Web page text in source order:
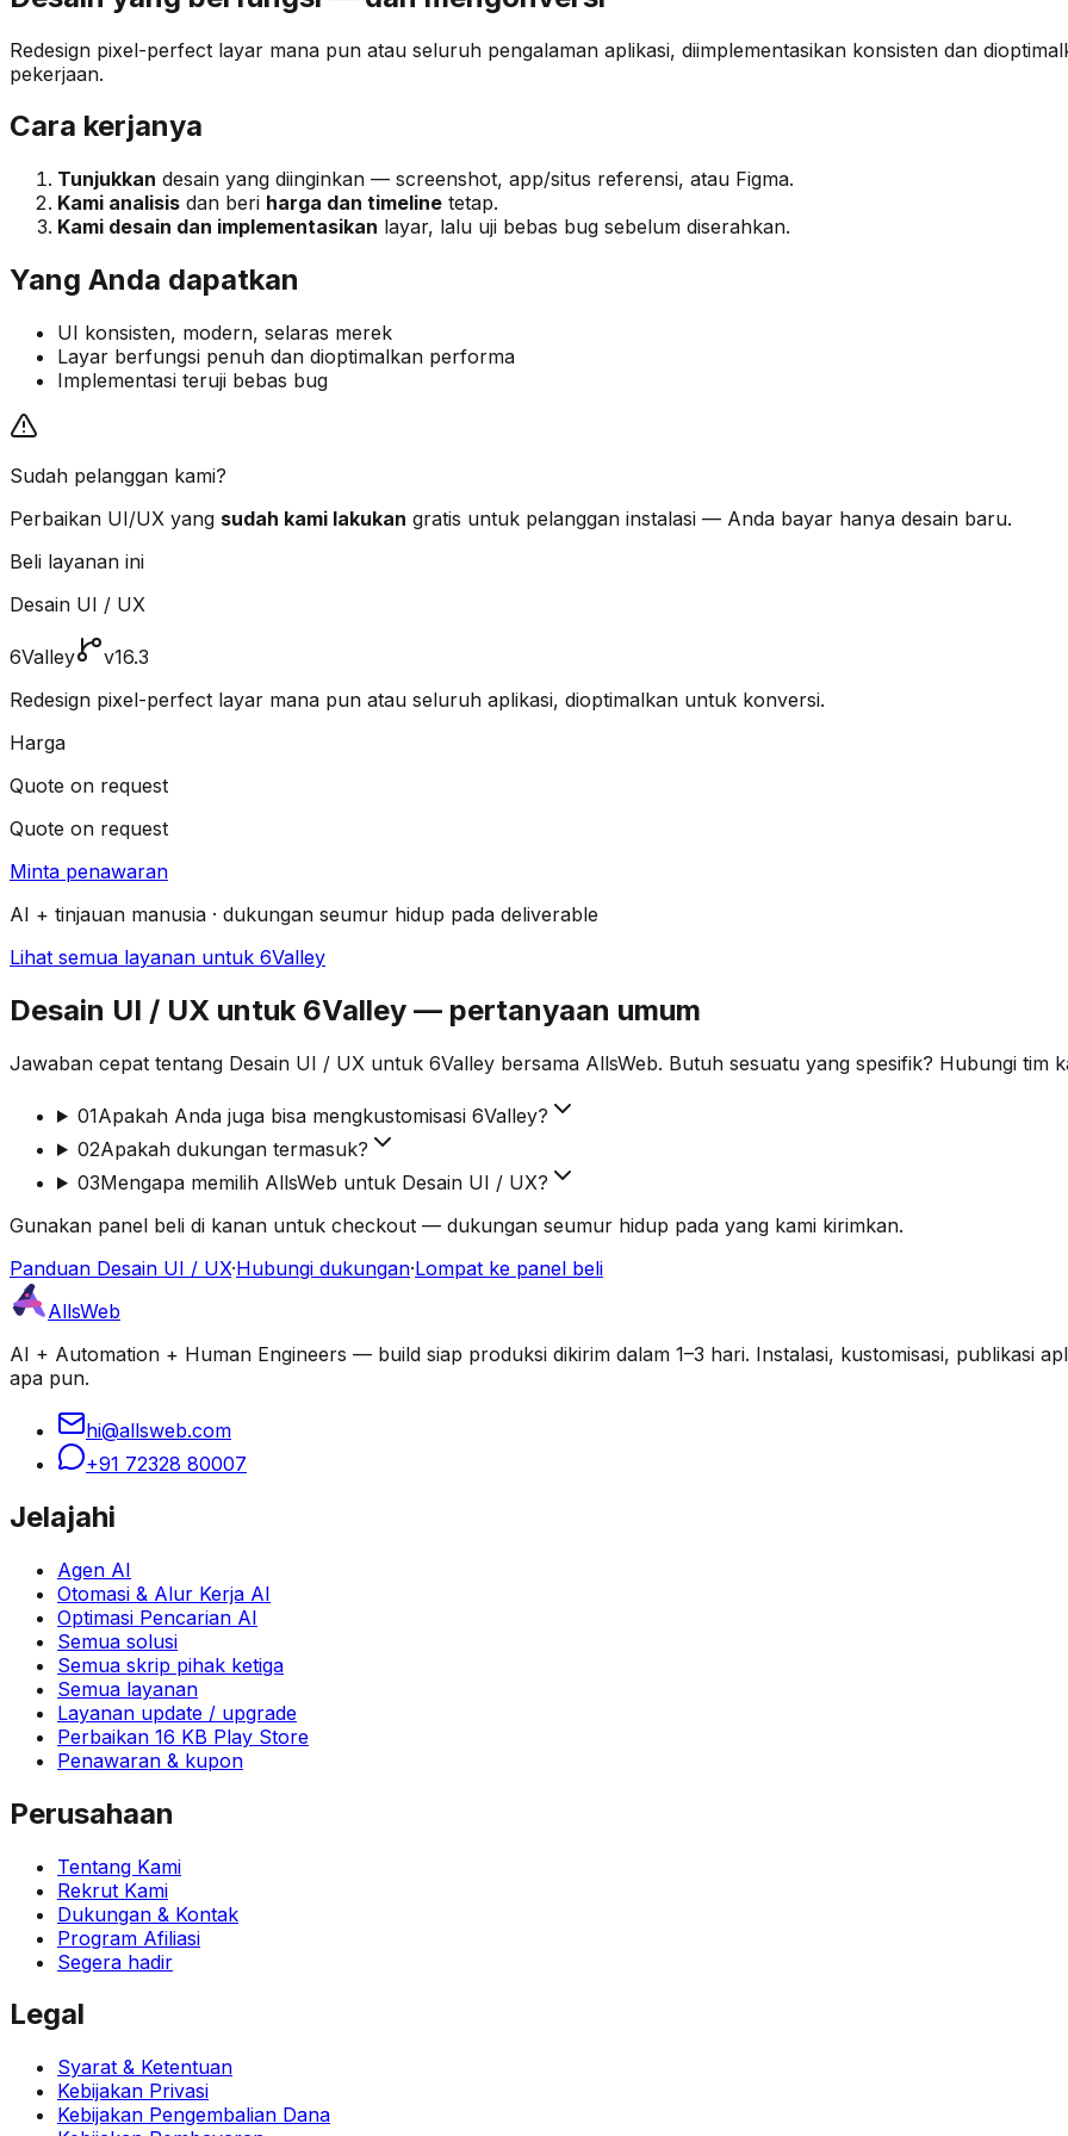
Redesign pixel-perfect layar mana pun atau seluruh pengalaman aplikasi, diimplementasikan konsisten dan
pekerjaan.
Cara kerjanya
Tunjukkan desain yang diinginkan — screenshot, app/situs referensi, atau Figma.
Kami analisis dan beri harga dan timeline tetap.
Kami desain dan implementasikan layar, lalu uji bebas bug sebelum diserahkan.
Yang Anda dapatkan
UI konsisten, modern, selaras merek
Layar berfungsi penuh dan dioptimalkan performa
Implementasi teruji bebas bug
Sudah pelanggan kami?
Perbaikan UI/UX yang sudah kami lakukan gratis untuk pelanggan instalasi — Anda bayar hanya desain baru.
Beli layanan ini
Desain UI / UX
6Valley
v16.3
Redesign pixel-perfect layar mana pun atau seluruh aplikasi, dioptimalkan untuk konversi.
Harga
Quote on request
Quote on request
Minta penawaran
AI + tinjauan manusia · dukungan seumur hidup pada deliverable
Lihat semua layanan untuk 6Valley
Desain UI / UX untuk 6Valley — pertanyaan umum
Jawaban cepat tentang Desain UI / UX untuk 6Valley bersama AllsWeb. Butuh sesuatu yang spesifik? Hubungi tim
01Apakah Anda juga bisa mengkustomisasi 6Valley?
02Apakah dukungan termasuk?
03Mengapa memilih AllsWeb untuk Desain UI / UX?
Gunakan panel beli di kanan untuk checkout — dukungan seumur hidup pada yang kami kirimkan.
Panduan Desain UI / UX·Hubungi dukungan·Lompat ke panel beli
AllsWeb
AI + Automation + Human Engineers — build siap produksi dikirim dalam 1–3 hari. Instalasi, kustomisasi, publikasi
apa pun.
hi@allsweb.com
+91 72328 80007
Jelajahi
Agen AI
Otomasi & Alur Kerja AI
Optimasi Pencarian AI
Semua solusi
Semua skrip pihak ketiga
Semua layanan
Layanan update / upgrade
Perbaikan 16 KB Play Store
Penawaran & kupon
Perusahaan
Tentang Kami
Rekrut Kami
Dukungan & Kontak
Program Afiliasi
Segera hadir
Legal
Syarat & Ketentuan
Kebijakan Privasi
Kebijakan Pengembalian Dana